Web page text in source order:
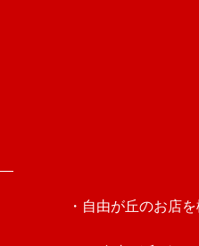
・自由が丘のお店